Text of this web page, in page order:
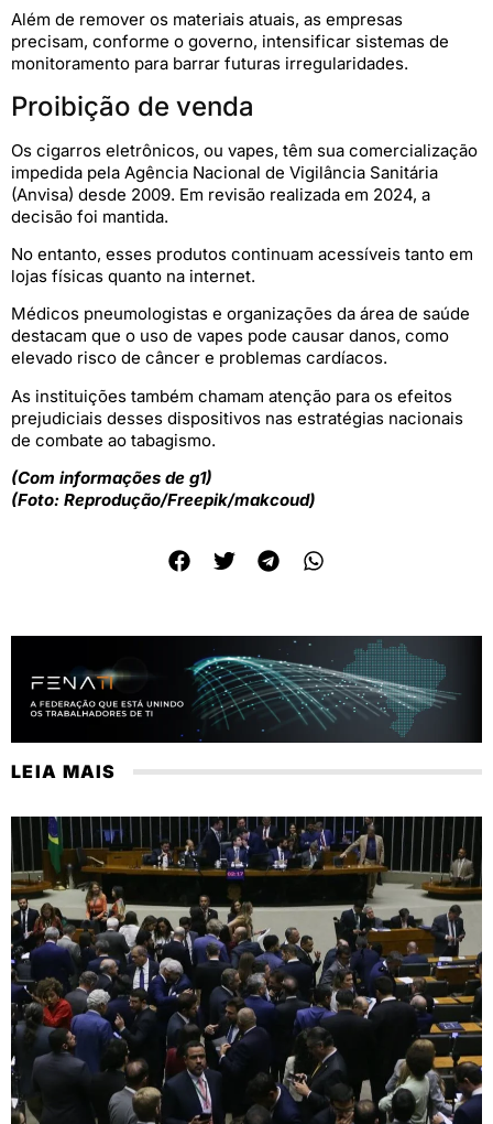
Além de remover os materiais atuais, as empresas
precisam, conforme o governo, intensificar sistemas de
monitoramento para barrar futuras irregularidades.
Proibição de venda
Os cigarros eletrônicos, ou vapes, têm sua comercialização
impedida pela Agência Nacional de Vigilância Sanitária
(Anvisa) desde 2009. Em revisão realizada em 2024, a
decisão foi mantida.
No entanto, esses produtos continuam acessíveis tanto em
lojas físicas quanto na internet.
Médicos pneumologistas e organizações da área de saúde
destacam que o uso de vapes pode causar danos, como
elevado risco de câncer e problemas cardíacos.
As instituições também chamam atenção para os efeitos
prejudiciais desses dispositivos nas estratégias nacionais
de combate ao tabagismo.
(Com informações de g1)
(Foto: Reprodução/Freepik/makcoud)
LEIA MAIS